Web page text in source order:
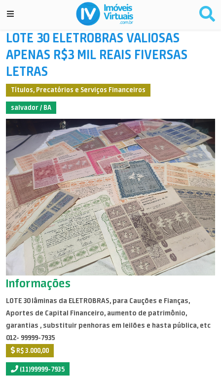
LOTE 30 ELETROBRAS VALIOSAS
APENAS R$3 MIL REAIS FIVERSAS
LETRAS
Títulos, Precatórios e Serviços Financeiros
salvador / BA
Informações
LOTE 30 lâminas da ELETROBRAS, para Cauções e Fianças,
Aportes de Capital Financeiro, aumento de patrimônio,
garantias , substituir penhoras em leilões e hasta pública, etc
012- 99999-7935
R$ 3.000,00
(11)99999-7935